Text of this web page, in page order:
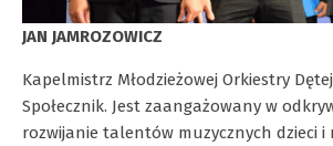
JAN JAMROZOWICZ
Kapelmistrz Młodzieżowej Orkiestry
Społecznik. Jest zaangażowany w
rozwijanie talentów muzycznych dzieci i